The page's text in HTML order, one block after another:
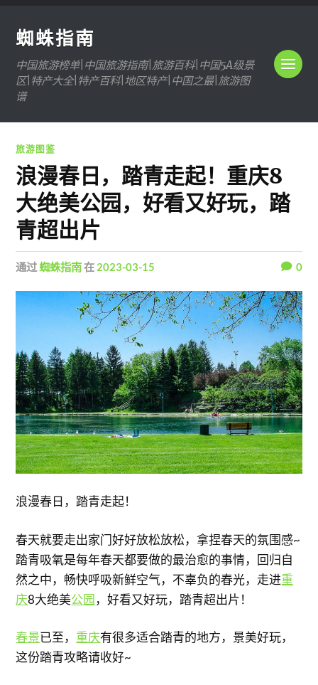
蜘蛛指南
中国旅游榜单|中国旅游指南|旅游百科|中国5A级景
区|特产大全|特产百科|地区特产|中国之最|旅游图
谱
旅游图鉴
浪漫春日，踏青走起！重庆8
大绝美公园，好看又好玩，踏
青超出片
通过蜘蛛指南在 2023-03-15 0
浪漫春日，踏青走起！
春天就要走出家门好好放松放松，拿捏春天的氛围感~
踏青吸氧是每年春天都要做的最治愈的事情，回归自
然之中，畅快呼吸新鲜空气，不辜负的春光，走进重
庆8大绝美公园，好看又好玩，踏青超出片！
春景已至， 重庆有很多适合踏青的地方，景美好玩，
这份踏青攻略请收好~